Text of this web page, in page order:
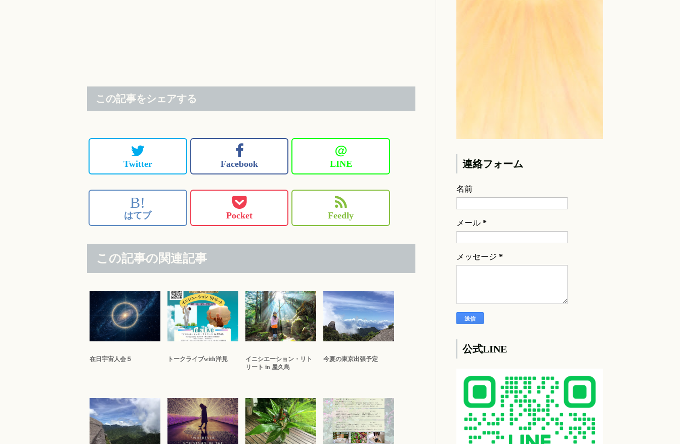
この記事をシェアする
Twitter Facebook
＠
LINE
B!
はてブ Pocket Feedly
この記事の関連記事
在日宇宙人会５ トークライブwith洋見
イニシエーション・リト
リート in 屋久島
今夏の東京出張予定
連絡フォーム
名前
メール *
メッセージ *
公式LINE